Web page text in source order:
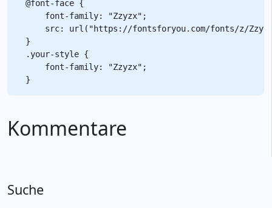
@font-face {
    font-family: "Zzyzx";
src: url("https://fontsforyou.com/fonts/z/
}
.your-style {
    font-family: "Zzyzx";
Kommentare
Suche